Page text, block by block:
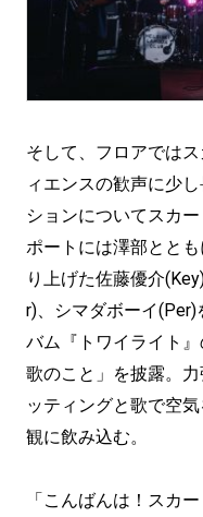
そして、フロアでは
ィエンスの歓声に少
ションについてスカ
ポートには澤部とと
り上げた佐藤優介
r)、シマダボーイ
バム『トワイライト
歌のこと」を披露。
ッティングと歌で空
観に飲み込む。
「こんばんは！スカ